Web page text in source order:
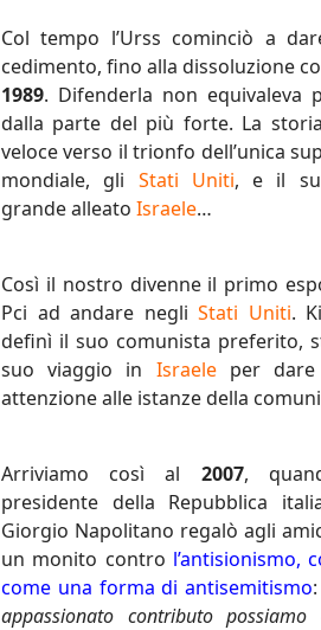
Col tempo l’Urss cominciò a
cedimento, fino alla dissoluzione
1989. Difenderla non equivaleva
dalla parte del più forte. La
veloce verso il trionfo dell’unica
mondiale, gli Stati Uniti, e il
grande alleato Israele…
Così il nostro divenne il primo
Pci ad andare negliStati Uniti.
definì il suo comunista preferito,
suo viaggio in Israeleper dare
attenzione alle istanze della
Arriviamo così al 2007,
presidente della Repubblica
Giorgio Napolitano regalò agli
un monito contro l’antisionismo,
come una forma di antisemitismo:
appassionato contributo possiamo